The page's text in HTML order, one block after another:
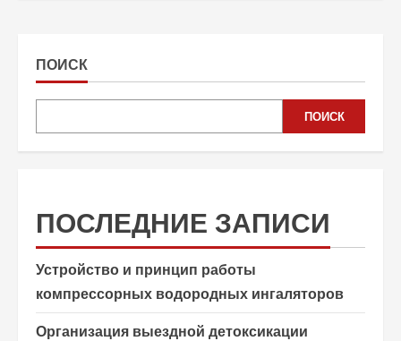
ПОИСК
ПОИСК
ПОСЛЕДНИЕ ЗАПИСИ
Устройство и принцип работы
компрессорных водородных ингаляторов
Организация выездной детоксикации